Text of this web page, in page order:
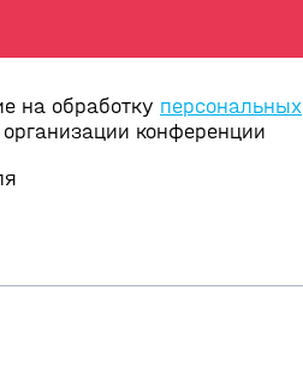
на обработку персональных
конференции